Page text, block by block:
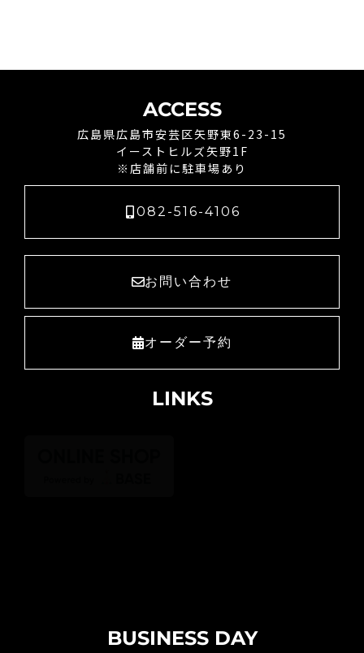
ACCESS
広島県広島市安芸区矢野東6-23-15
イーストヒルズ矢野1F
※店舗前に駐車場あり
082-516-4106
お問い合わせ
オーダー予約
LINKS
BUSINESS DAY